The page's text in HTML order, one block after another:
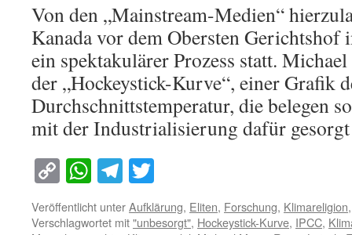
Von den „Mainstream-Medien“
Kanada vor dem Obersten
ein spektakulärer Prozess statt.
der „Hockeystick-Kurve“, einer Grafik
Durchschnittstemperatur, die belegen
mit der Industrialisierung dafür
Copy
Link
WhatsApp
Telegram
Veröffentlicht unterAufklärung, Eliten, Forschung, Klimareligion
Verschlagwortet mit"unbesorgt", Hockeystick-Kurve, IPCC,